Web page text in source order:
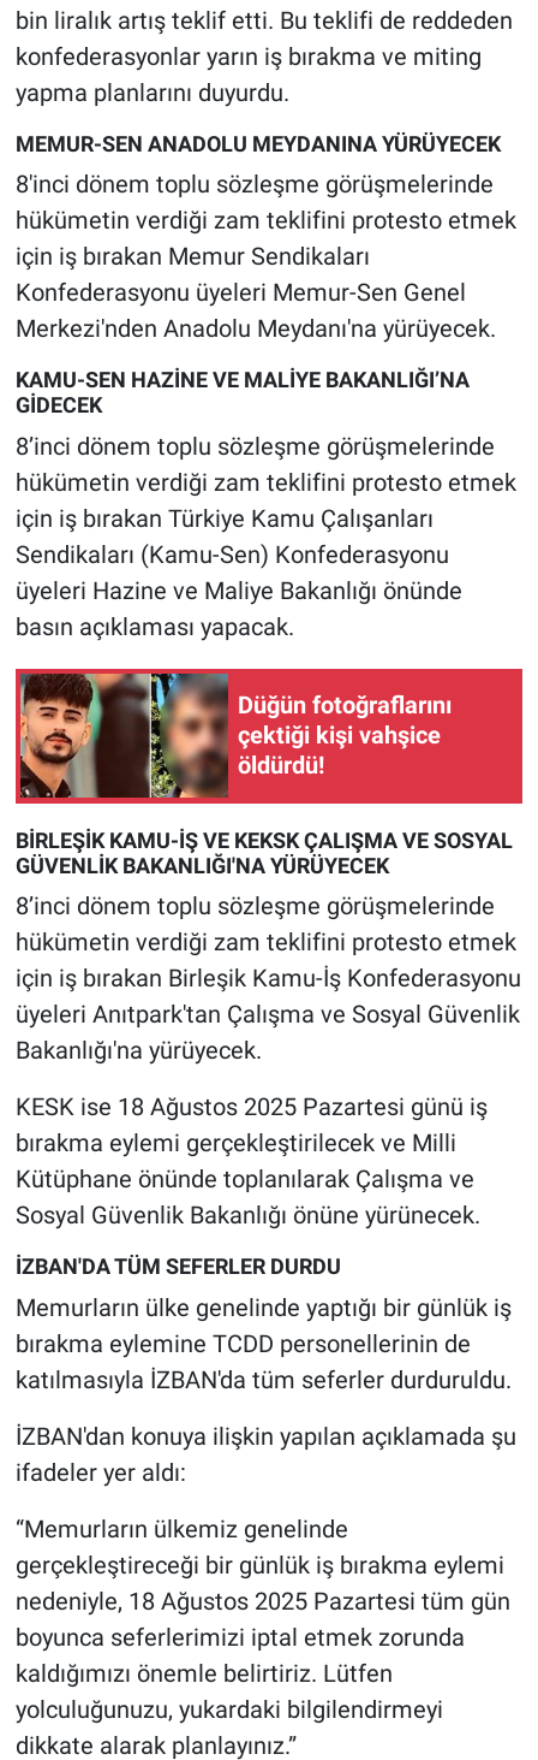
bin liralık artış teklif etti. Bu teklifi de reddeden
konfederasyonlar yarın iş bırakma ve miting
yapma planlarını duyurdu.
MEMUR-SEN ANADOLU MEYDANINA YÜRÜYECEK
8'inci dönem toplu sözleşme görüşmelerinde
hükümetin verdiği zam teklifini protesto etmek
için iş bırakan Memur Sendikaları
Konfederasyonu üyeleri Memur-Sen Genel
Merkezi'nden Anadolu Meydanı'na yürüyecek.
KAMU-SEN HAZİNE VE MALİYE BAKANLIĞI’NA
GİDECEK
8’inci dönem toplu sözleşme görüşmelerinde
hükümetin verdiği zam teklifini protesto etmek
için iş bırakan Türkiye Kamu Çalışanları
Sendikaları (Kamu-Sen) Konfederasyonu
üyeleri Hazine ve Maliye Bakanlığı önünde
basın açıklaması yapacak.
Düğün fotoğraflarını
çektiği kişi vahşice
öldürdü!
BİRLEŞİK KAMU-İŞ VE KEKSK ÇALIŞMA VE SOSYAL
GÜVENLİK BAKANLIĞI'NA YÜRÜYECEK
8’inci dönem toplu sözleşme görüşmelerinde
hükümetin verdiği zam teklifini protesto etmek
için iş bırakan Birleşik Kamu-İş Konfederasyonu
üyeleri Anıtpark'tan Çalışma ve Sosyal Güvenlik
Bakanlığı'na yürüyecek.
KESK ise 18 Ağustos 2025 Pazartesi günü iş
bırakma eylemi gerçekleştirilecek ve Milli
Kütüphane önünde toplanılarak Çalışma ve
Sosyal Güvenlik Bakanlığı önüne yürünecek.
İZBAN'DA TÜM SEFERLER DURDU
Memurların ülke genelinde yaptığı bir günlük iş
bırakma eylemine TCDD personellerinin de
katılmasıyla İZBAN'da tüm seferler durduruldu.
İZBAN'dan konuya ilişkin yapılan açıklamada şu
ifadeler yer aldı:
“Memurların ülkemiz genelinde
gerçekleştireceği bir günlük iş bırakma eylemi
nedeniyle, 18 Ağustos 2025 Pazartesi tüm gün
boyunca seferlerimizi iptal etmek zorunda
kaldığımızı önemle belirtiriz. Lütfen
yolculuğunuzu, yukardaki bilgilendirmeyi
dikkate alarak planlayınız.”
Kültür Sanat
Ne demişti
Nedir
Popüler
Programlar
Sağlık
Spor
Teknoloji
Türkiye'nin Geleceği
Türkiye'nin Gündemi
Yerel Gündem
Yerel Yaşam
Canlı Yayın